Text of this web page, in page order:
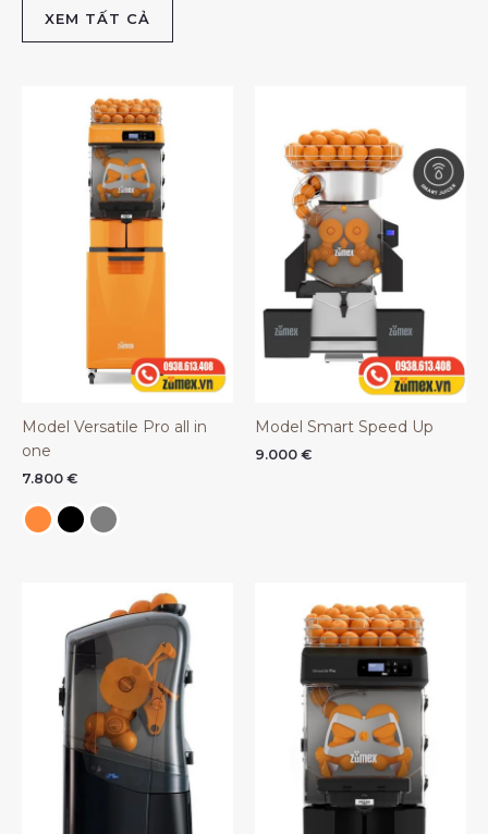
XEM TẤT CẢ
Model Versatile Pro all in
one
7.800 €
Model Smart Speed Up
9.000 €